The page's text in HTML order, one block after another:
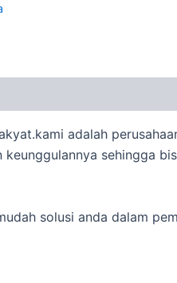
adalah
sehingga
solusi anda dalam